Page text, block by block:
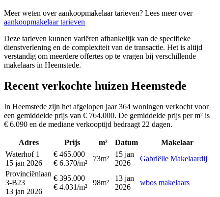
Meer weten over aankoopmakelaar tarieven? Lees meer over
aankoopmakelaar tarieven
Deze tarieven kunnen variëren afhankelijk van de specifieke
dienstverlening en de complexiteit van de transactie. Het is altijd
verstandig om meerdere offertes op te vragen bij verschillende
makelaars in Heemstede.
Recent verkochte huizen Heemstede
In Heemstede zijn het afgelopen jaar 364 woningen verkocht voor
een gemiddelde prijs van € 764.000. De gemiddelde prijs per m² is
€ 6.090 en de mediane verkooptijd bedraagt 22 dagen.
Adres Prijs m² Datum
Makelaar
Waterhof 1
15 jan 2026
€ 465.000
€ 6.370/m²
73m²
15 jan
2026
Gabriëlle Makelaardij
Provinciënlaan
3-B23
13 jan 2026
€ 395.000
€ 4.031/m²
98m²
13 jan
2026
wbos makelaars